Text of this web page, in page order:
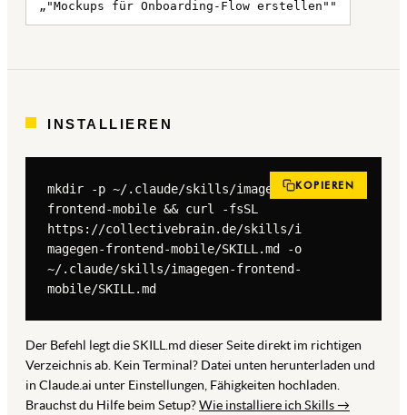
„"Mockups für Onboarding-Flow erstellen""
INSTALLIEREN
mkdir -p ~/.claude/skills/imagegen-
frontend-mobile && curl -fsSL
https://collectivebrain.de/skills/i
magegen-frontend-mobile/SKILL.md -o
~/.claude/skills/imagegen-frontend-
mobile/SKILL.md
KOPIEREN
Der Befehl legt die SKILL.md dieser Seite direkt im richtigen
Verzeichnis ab. Kein Terminal? Datei unten herunterladen und
in Claude.ai unter Einstellungen, Fähigkeiten hochladen.
Brauchst du Hilfe beim Setup?Wie installiere ich Skills →